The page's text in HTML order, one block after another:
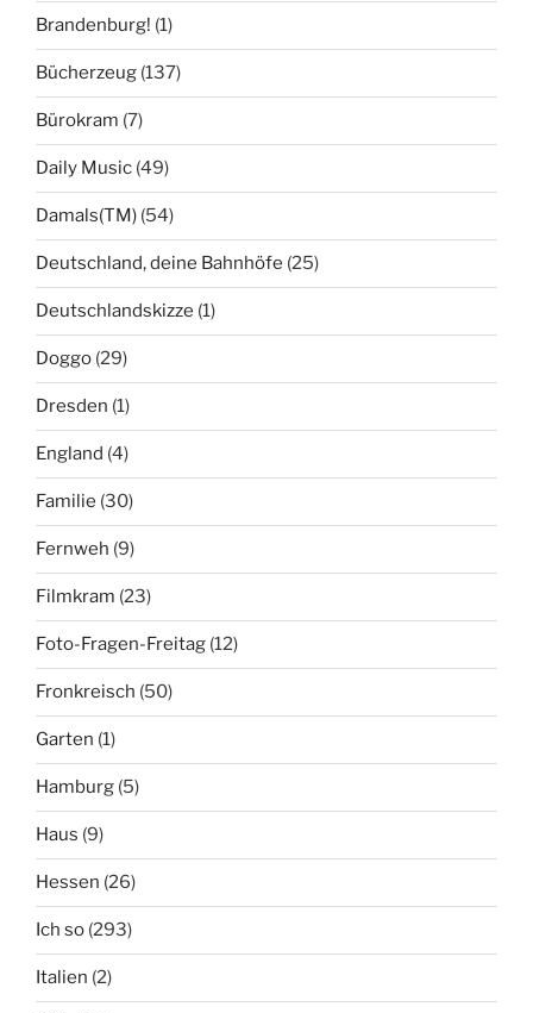
Brandenburg! (1)
Bücherzeug (137)
Bürokram (7)
Daily Music (49)
Damals(TM) (54)
Deutschland, deine Bahnhöfe (25)
Deutschlandskizze (1)
Doggo (29)
Dresden (1)
England (4)
Familie (30)
Fernweh (9)
Filmkram (23)
Foto-Fragen-Freitag (12)
Fronkreisch (50)
Garten (1)
Hamburg (5)
Haus (9)
Hessen (26)
Ich so (293)
Italien (2)